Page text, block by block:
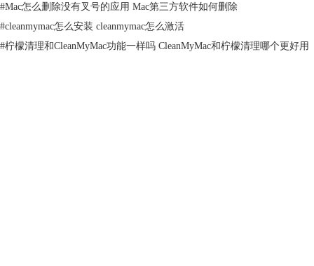
#Mac怎么删除没有叉号的应用 Mac第三方软件如何删除
#cleanmymac怎么安装 cleanmymac怎么激活
#柠檬清理和CleanMyMac功能一样吗 CleanMyMac和柠檬清理哪个更好用